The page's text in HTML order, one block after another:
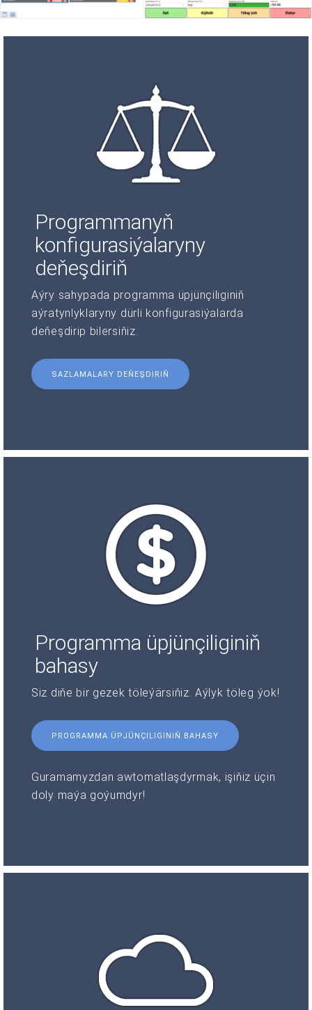
Programmanyň
konfigurasiýalaryny
deňeşdiriň
Aýry sahypada programma üpjünçiliginiň
aýratynlyklaryny dürli konfigurasiýalarda
deňeşdirip bilersiňiz.
SAZLAMALARY DEŇEŞDIRIŇ
Programma üpjünçiliginiň
bahasy
Siz diňe bir gezek töleýärsiňiz. Aýlyk töleg ýok!
PROGRAMMA ÜPJÜNÇILIGINIŇ BAHASY
Guramamyzdan awtomatlaşdyrmak, işiňiz üçin
doly maýa goýumdyr!